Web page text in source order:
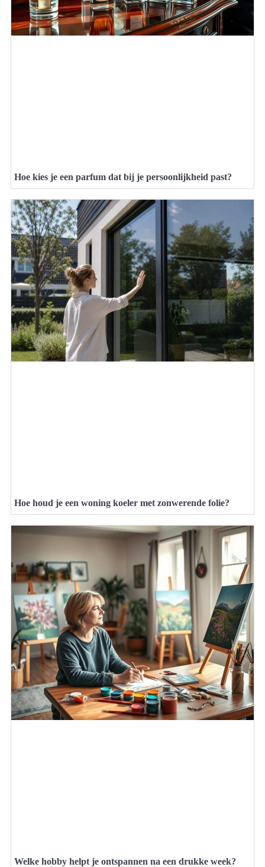
Hoe kies je een parfum dat bij je persoonlijkheid past?
Hoe houd je een woning koeler met zonwerende folie?
Welke hobby helpt je ontspannen na een drukke week?